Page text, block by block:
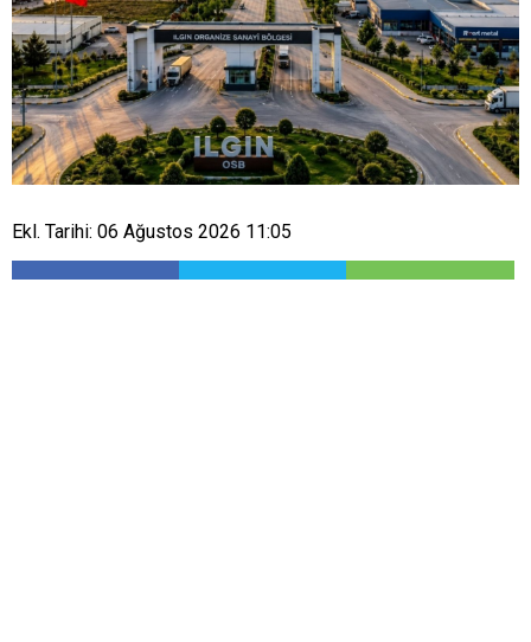
Ekl. Tarihi: 06 Ağustos 2026 11:05